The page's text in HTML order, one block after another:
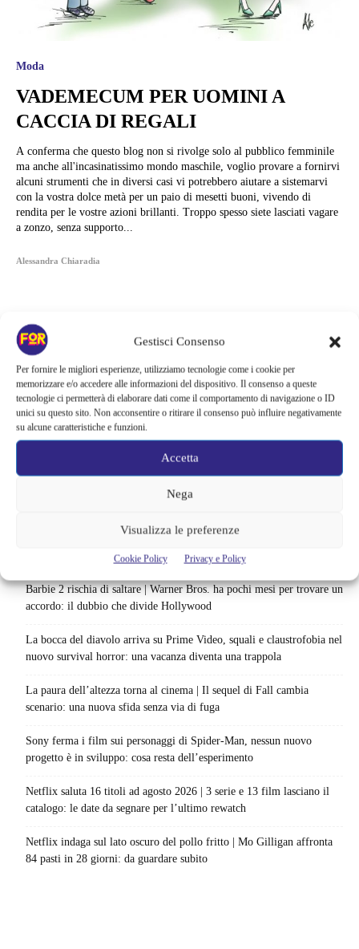
Gestisci Consenso
Per fornire le migliori esperienze, utilizziamo tecnologie come i cookie per
memorizzare e/o accedere alle informazioni del dispositivo. Il consenso a queste
tecnologie ci permetterà di elaborare dati come il comportamento di navigazione o ID
unici su questo sito. Non acconsentire o ritirare il consenso può influire negativamente
su alcune caratteristiche e funzioni.
Accetta
Nega
Visualizza le preferenze
Cookie Policy Privacy e Policy
Moda
VADEMECUM PER UOMINI A
CACCIA DI REGALI
A conferma che questo blog non si rivolge solo al pubblico femminile
ma anche all'incasinatissimo mondo maschile, voglio provare a fornirvi
alcuni strumenti che in diversi casi vi potrebbero aiutare a sistemarvi
con la vostra dolce metà per un paio di mesetti buoni, vivendo di
rendita per le vostre azioni brillanti. Troppo spesso siete lasciati vagare
a zonzo, senza supporto...
Alessandra Chiaradia
Spider-Man: Brand New Day riapre una vecchia ferita | Il finale
alimenta una nuova teoria: il dettaglio che coinvolge i due più amati
Barbie 2 rischia di saltare | Warner Bros. ha pochi mesi per trovare un
accordo: il dubbio che divide Hollywood
La bocca del diavolo arriva su Prime Video, squali e claustrofobia nel
nuovo survival horror: una vacanza diventa una trappola
La paura dell’altezza torna al cinema | Il sequel di Fall cambia
scenario: una nuova sfida senza via di fuga
Sony ferma i film sui personaggi di Spider-Man, nessun nuovo
progetto è in sviluppo: cosa resta dell’esperimento
Netflix saluta 16 titoli ad agosto 2026 | 3 serie e 13 film lasciano il
catalogo: le date da segnare per l’ultimo rewatch
Netflix indaga sul lato oscuro del pollo fritto | Mo Gilligan affronta
84 pasti in 28 giorni: da guardare subito